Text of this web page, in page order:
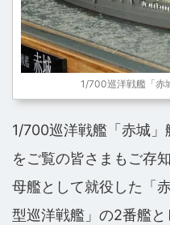
1/700巡洋戦艦「赤
1/700巡洋戦艦「赤城
をご覧の皆さまもご存
母艦として就役した「
型巡洋戦艦」の2番艦